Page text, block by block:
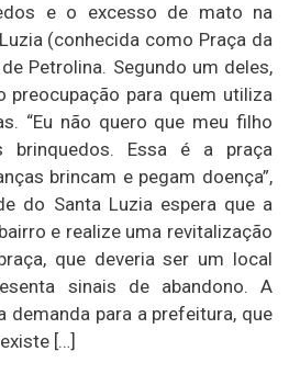
e o excesso de mato na
(conhecida como Praça da
Petrolina. Segundo um deles,
preocupação para quem utiliza
“Eu não quero que meu filho
brinquedos. Essa é a praça
brincam e pegam doença”,
do Santa Luzia espera que a
e realize uma revitalização
que deveria ser um local
sinais de abandono. A
demanda para a prefeitura, que
[…]